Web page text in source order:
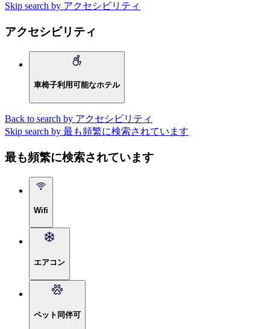
Skip search by アクセシビリティ
アクセシビリティ
車椅子利用可能なホテル
Back to search by アクセシビリティ
Skip search by 最も頻繁に検索されています
最も頻繁に検索されています
Wifi
エアコン
ペット同伴可